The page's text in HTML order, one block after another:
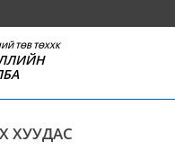
ТӨВ ТӨХХК
ХУУДАС